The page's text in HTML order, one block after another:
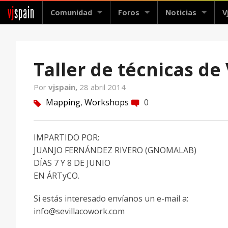
vjspain Comunidad Foros Noticias
Taller de técnicas
Por vjspain, 28 abril 2014
tag Mapping, Workshops comment 0
IMPARTIDO POR:
JUANJO FERNÁNDEZ RIVERO (GNOMALAB)
DÍAS 7 Y 8 DE JUNIO
EN ÁRTyCO.
Si estás interesado envíanos un e-mail a:
info@sevillacowork.com